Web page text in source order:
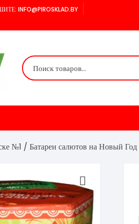
INFO@PIROSKLAD.BY
№1 / Батареи салютов на Новый Год